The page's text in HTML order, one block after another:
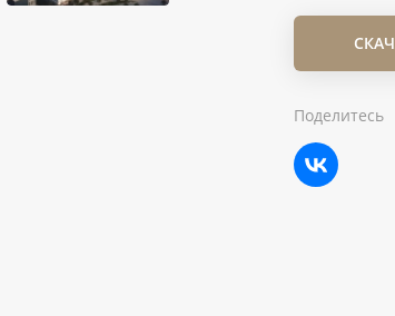
Поделитесь